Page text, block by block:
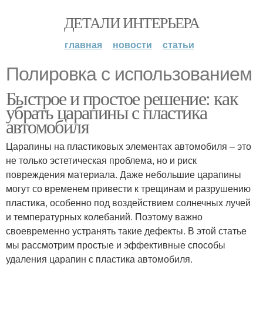
ДЕТАЛИ ИНТЕРЬЕРА
главная новости статьи
Полировка с использованием
Быстрое и простое решение: как
убрать царапины с пластика
автомобиля
Царапины на пластиковых элементах автомобиля – это
не только эстетическая проблема, но и риск
повреждения материала. Даже небольшие царапины
могут со временем привести к трещинам и разрушению
пластика, особенно под воздействием солнечных лучей
и температурных колебаний. Поэтому важно
своевременно устранять такие дефекты. В этой статье
мы рассмотрим простые и эффективные способы
удаления царапин с пластика автомобиля.